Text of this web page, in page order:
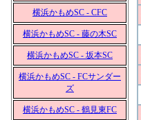
横浜かもめSC - CFC
横浜かもめSC - 藤の木SC
横浜かもめSC - 坂本SC
横浜かもめSC - FCサンダー
ズ
横浜かもめSC - 鶴見東FC